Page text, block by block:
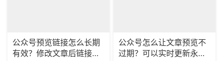
公众号预览链接怎么长期
有效？修改文章后链接能
公众号怎么让文章预览不
过期？可以实时更新永久